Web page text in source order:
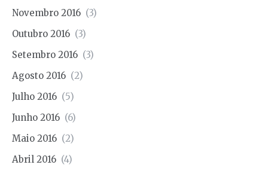
Novembro 2016 (3)
Outubro 2016 (3)
Setembro 2016 (3)
Agosto 2016 (2)
Julho 2016 (5)
Junho 2016 (6)
Maio 2016 (2)
Abril 2016 (4)